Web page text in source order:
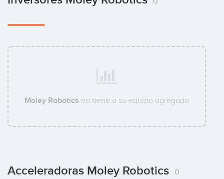
Moley Robotics no tiene a su equipo agregado
Acceleradoras Moley Robotics 0